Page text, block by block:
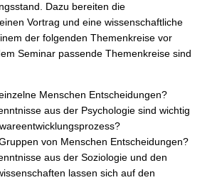
Dazu bereiten die
Vortrag und eine wissenschaftliche
der folgenden Themenkreise vor
Seminar passende Themenkreise sind
Menschen Entscheidungen?
aus der Psychologie sind wichtig
von Menschen Entscheidungen?
aus der Soziologie und den
lassen sich auf den